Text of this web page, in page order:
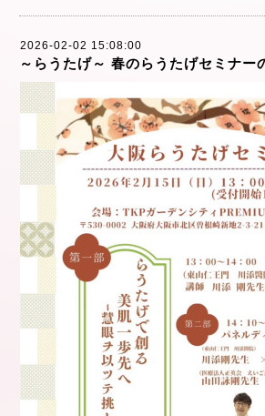
2026-02-02 15:08:00
～らうたげ～ 春のらうたげセミナー